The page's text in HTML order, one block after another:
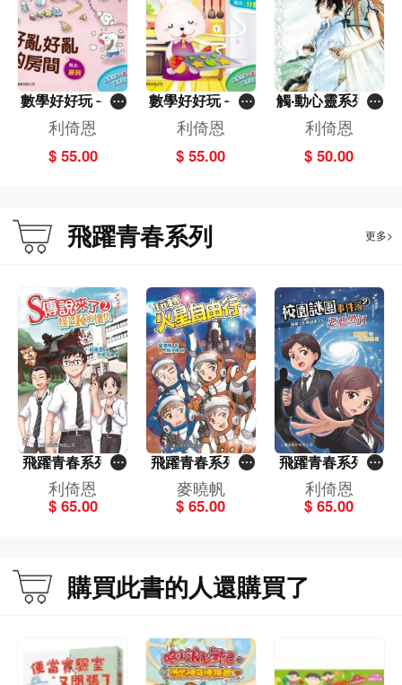
數學好好玩－好
亂好亂的房間－
排列
利倚恩
$ 55.00
數學好好玩－小
兔子分餅乾－分
類
利倚恩
$ 55.00
觸‧動心靈系列---
風中的離別曲
利倚恩
$ 50.00
飛躍青春系列 更多>
飛躍青春系列－
S傳說來了2－怪
盜K的復仇
利倚恩
$ 65.00
飛躍青春系列－
玩轉火星自由行
麥曉帆
$ 65.00
飛躍青春系列－
校園謎團事件簿2
_惡夢黑洞
利倚恩
$ 65.00
購買此書的人還購買了